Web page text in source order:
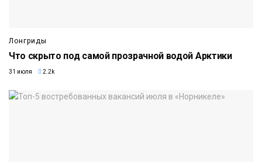
Лонгриды
Что скрыто под самой прозрачной водой Арктики
31 июля 2.2k